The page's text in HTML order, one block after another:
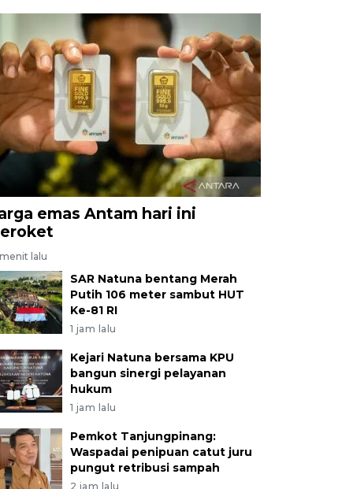
emas Antam hari ini
lalu
SAR Natuna bentang Merah
Putih 106 meter sambut HUT
Ke-81 RI
1 jam lalu
Kejari Natuna bersama KPU
bangun sinergi pelayanan
hukum
1 jam lalu
Pemkot Tanjungpinang:
Waspadai penipuan catut juru
pungut retribusi sampah
2 jam lalu